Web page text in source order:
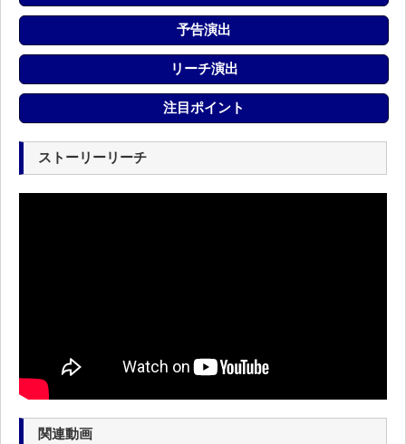
予告演出
リーチ演出
注目ポイント
ストーリーリーチ
関連動画